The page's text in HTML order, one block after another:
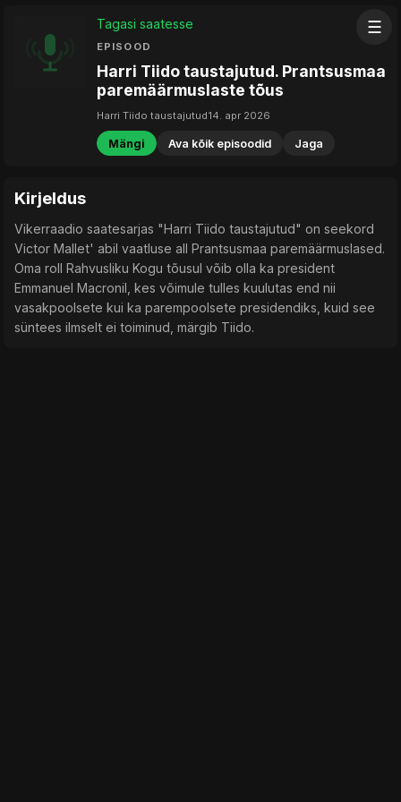
☰
Tagasi saatesse
EPISOOD
Harri Tiido taustajutud. Prantsusmaa
paremäärmuslaste tõus
Harri Tiido taustajutud14. apr 2026
Mängi Ava kõik episoodid Jaga
Kirjeldus
Vikerraadio saatesarjas "Harri Tiido taustajutud" on seekord
Victor Mallet' abil vaatluse all Prantsusmaa paremäärmuslased.
Oma roll Rahvusliku Kogu tõusul võib olla ka president
Emmanuel Macronil, kes võimule tulles kuulutas end nii
vasakpoolsete kui ka parempoolsete presidendiks, kuid see
süntees ilmselt ei toiminud, märgib Tiido.